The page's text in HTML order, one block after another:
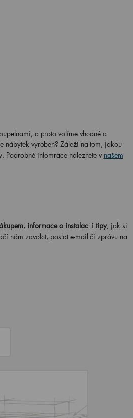
a proto volíme vhodné a
nábytek vyroben? Záleží na tom, jakou
Podrobné infomrace naleznete v našem
, informace o instalaci i tipy, jak si
nám zavolat, poslat e-mail či zprávu na